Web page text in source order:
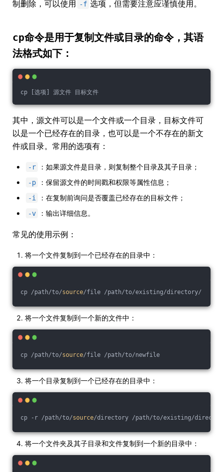
制删除，可以使用 -f 选项，但需要注意应谨慎使用。
cp命令是用于复制文件或目录的命令，其语
法格式如下：
cp [选项] 源文件 目标文件
其中，源文件可以是一个文件或一个目录，目标文件可
以是一个已经存在的目录，也可以是一个不存在的新文
件或目录。常用的选项有：
-r ：如果源文件是目录，则复制整个目录及其子目录；
-p ：保留源文件的时间戳和权限等属性信息；
-i ：在复制前询问是否覆盖已经存在的目标文件；
-v ：输出详细信息。
常见的使用示例：
将一个文件复制到一个已经存在的目录中：
cp /path/to/source/file /path/to/existing/directory/
将一个文件复制到一个新的文件中：
cp /path/to/source/file /path/to/newfile
将一个目录复制到一个已经存在的目录中：
cp -r /path/to/source/directory /path/to/existing/
将一个文件夹及其子目录和文件复制到一个新的目录中：